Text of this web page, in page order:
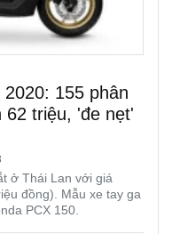
155 phân
62 triệu, 'đe nẹt'
ở Thái Lan với giá
đồng). Mẫu xe tay ga
PCX 150.